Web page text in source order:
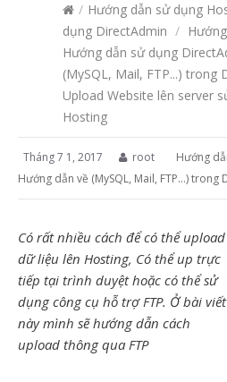
/ Hướng dẫn sử dụng
dụng DirectAdmin /
Hướng dẫn sử dụng
(MySQL, Mail, FTP...) trong
Upload Website lên server
Hosting
Tháng 7 1, 2017 root Hướng
Hướng dẫn về (MySQL, Mail, FTP...) trong
Có rất nhiều cách để có thể upload
dữ liệu lên Hosting, Có thể up trực
tiếp tại trình duyệt hoặc có thể sử
dụng công cụ hỗ trợ FTP. Ở bài viết
này mình sẽ hướng dẫn cách
upload thông qua FTP